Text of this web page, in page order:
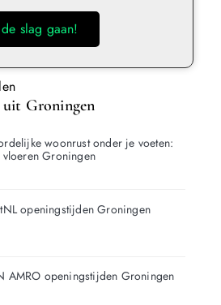
slag gaan!
uit Groningen
woonrust onder je voeten:
vloeren Groningen
openingstijden Groningen
AMRO openingstijden Groningen